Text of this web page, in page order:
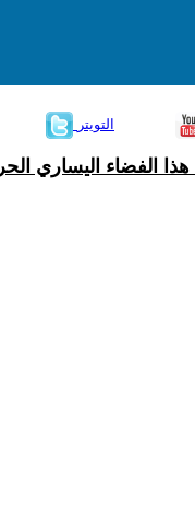
التويتر
الفضاء اليساري الحر